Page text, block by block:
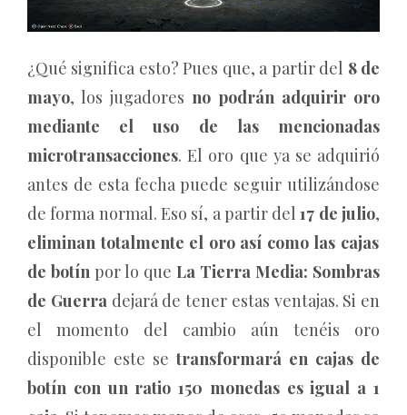
¿Qué significa esto? Pues que, a partir del 8 de
mayo, los jugadores no podrán adquirir oro
mediante el uso de las mencionadas
microtransacciones. El oro que ya se adquirió
antes de esta fecha puede seguir utilizándose
de forma normal. Eso sí, a partir del17 de julio,
eliminan totalmente el oro así como las cajas
de botín por lo que La Tierra Media: Sombras
de Guerra dejará de tener estas ventajas. Si en
el momento del cambio aún tenéis oro
disponible este setransformará en cajas de
botín con un ratio 150 monedas es igual a 1